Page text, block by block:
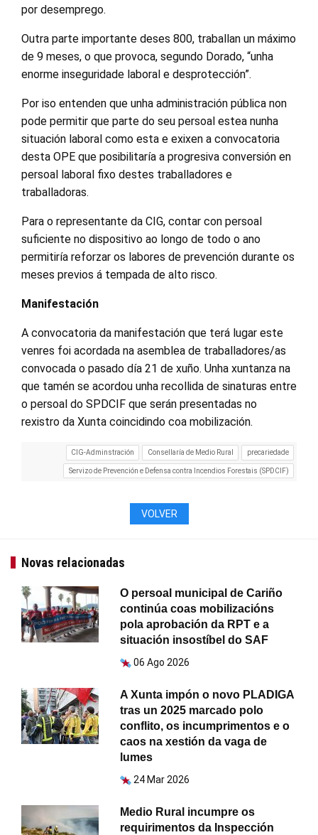
por desemprego.
Outra parte importante deses 800, traballan un máximo
de 9 meses, o que provoca, segundo Dorado, “unha
enorme inseguridade laboral e desprotección”.
Por iso entenden que unha administración pública non
pode permitir que parte do seu persoal estea nunha
situación laboral como esta e exixen a convocatoria
desta OPE que posibilitaría a progresiva conversión en
persoal laboral fixo destes traballadores e
traballadoras.
Para o representante da CIG, contar con persoal
suficiente no dispositivo ao longo de todo o ano
permitiría reforzar os labores de prevención durante os
meses previos á tempada de alto risco.
Manifestación
A convocatoria da manifestación que terá lugar este
venres foi acordada na asemblea de traballadores/as
convocada o pasado día 21 de xuño. Unha xuntanza na
que tamén se acordou unha recollida de sinaturas entre
o persoal do SPDCIF que serán presentadas no
rexistro da Xunta coincidindo coa mobilización.
CIG-Adminstración Consellaría de Medio Rural precariedade
Servizo de Prevención e Defensa contra Incendios Forestais (SPDCIF)
VOLVER
Novas relacionadas
O persoal municipal de Cariño
continúa coas mobilizacións
pola aprobación da RPT e a
situación insostíbel do SAF
06 Ago 2026
A Xunta impón o novo PLADIGA
tras un 2025 marcado polo
conflito, os incumprimentos e o
caos na xestión da vaga de
lumes
24 Mar 2026
Medio Rural incumpre os
requirimentos da Inspección